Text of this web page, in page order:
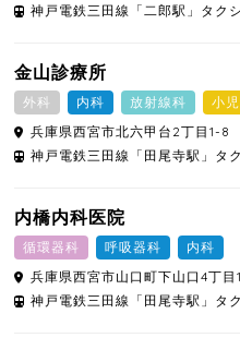
神戸電鉄三田線「二郎駅」タク
金山診療所
外科 内科 放射線科
小
兵庫県西宮市北六甲台2丁目1-8
神戸電鉄三田線「田尾寺駅」タ
内橋内科医院
循環器科 呼吸器科
内科
兵庫県西宮市山口町下山口4丁目
神戸電鉄三田線「田尾寺駅」タ